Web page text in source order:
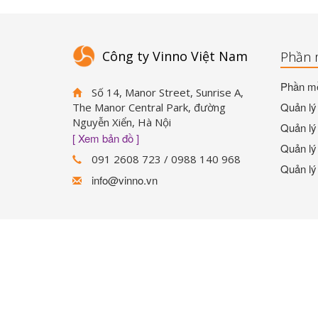
Công ty Vinno Việt Nam
Số 14, Manor Street, Sunrise A,
The Manor Central Park, đường
Nguyễn Xiển, Hà Nội
[ Xem bản đồ ]
091 2608 723 / 0988 140 968
info@vinno.vn
Phần
Phần
Quản
Quản
Quản
Quản